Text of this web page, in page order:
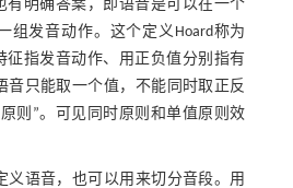
有明确答案，即语音是可以在一个
组发音动作。这个定义Hoard称为
征指发音动作、用正负值分别指有
音只能取一个值，不能同时取正反
则”。可见同时原则和单值原则效
义语音，也可以用来切分音段。用